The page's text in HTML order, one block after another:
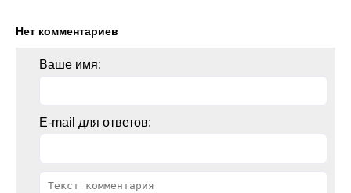
Нет комментариев
Ваше имя:
E-mail для ответов: